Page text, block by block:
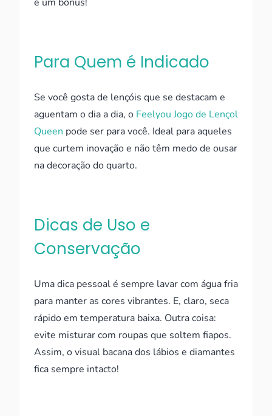
Para Quem é Indicado
Se você gosta de lençóis que se destacam e
aguentam o dia a dia, o Feelyou Jogo de Lençol
Queen pode ser para você. Ideal para aqueles
que curtem inovação e não têm medo de ousar
na decoração do quarto.
Dicas de Uso e
Conservação
Uma dica pessoal é sempre lavar com água fria
para manter as cores vibrantes. E, claro, seca
rápido em temperatura baixa. Outra coisa:
evite misturar com roupas que soltem fiapos.
Assim, o visual bacana dos lábios e diamantes
fica sempre intacto!